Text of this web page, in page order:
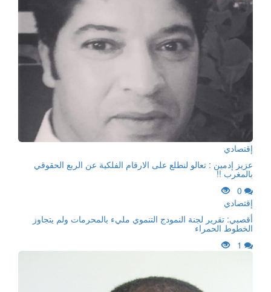
إقتصادي
عزيز إدمين : تعالو لنطلع على الارقام الفلكية عن الربع الحقوقي
بالمغرب !!
0
إقتصادي
أقصبي: تقرير لجنة النمودج التنموي مليء بالمحرمات ولم يتجاوز
الخطوط الحمراء
1